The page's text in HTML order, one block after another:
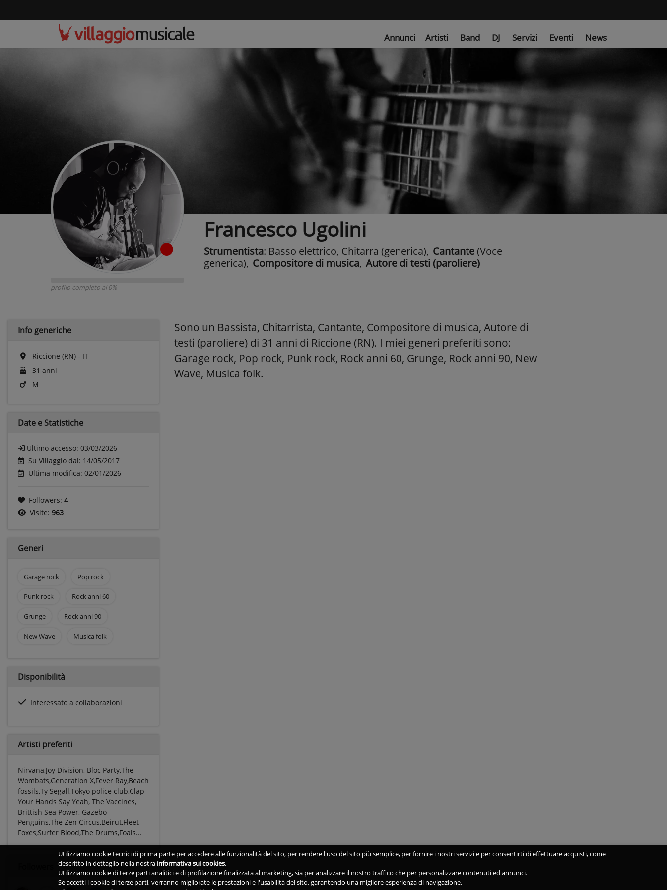
Annunci Artisti Band DJ Servizi Eventi News
profilo completo al 0%
Francesco Ugolini
Strumentista: Basso elettrico, Chitarra (generica), Cantante (Voce
generica), Compositore di musica, Autore di testi (paroliere)
Info generiche
Riccione (RN) - IT
31 anni
M
Date e Statistiche
Ultimo accesso: 03/03/2026
Su Villaggio dal: 14/05/2017
Ultima modifica: 02/01/2026
Followers: 4
Visite: 963
Generi
Garage rock Pop rock
Punk rock Rock anni 60
Grunge Rock anni 90
New Wave Musica folk
Disponibilità
Interessato a collaborazioni
Artisti preferiti
Nirvana,Joy Division, Bloc Party,The
Wombats,Generation X,Fever Ray,Beach
fossils,Ty Segall,Tokyo police club,Clap
Your Hands Say Yeah, The Vaccines,
Brittish Sea Power, Gazebo
Penguins,The Zen Circus,Beirut,Fleet
Foxes,Surfer Blood,The Drums,Foals...
Sono un Bassista, Chitarrista, Cantante, Compositore di musica, Autore di
testi (paroliere) di 31 anni di Riccione (RN). I miei generi preferiti sono:
Garage rock, Pop rock, Punk rock, Rock anni 60, Grunge, Rock anni 90, New
Wave, Musica folk.
Utilizziamo cookie tecnici di prima parte per accedere alle funzionalità del sito, per rendere l'uso del sito più semplice, per fornire i nostri servizi e per consentirti di effettuare acquisti, come
descritto in dettaglio nella nostra informativa sui cookies.
Utilizziamo cookie di terze parti analitici e di profilazione finalizzata al marketing, sia per analizzare il nostro traffico che per personalizzare contenuti ed annunci.
Se accetti i cookie di terze parti, verranno migliorate le prestazioni e l'usabilità del sito, garantendo una migliore esperienza di navigazione.